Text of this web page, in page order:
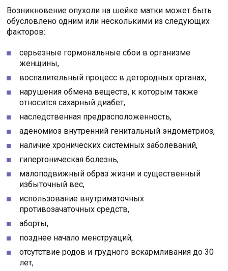
Возникновение опухоли на шейке матки может быть
обусловлено одним или несколькими из следующих
факторов:
серьезные гормональные сбои в организме
женщины,
воспалительный процесс в детородных органах,
нарушения обмена веществ, к которым также
относится сахарный диабет,
наследственная предрасположенность,
аденомиоз внутренний генитальный эндометриоз,
наличие хронических системных заболеваний,
гипертоническая болезнь,
малоподвижный образ жизни и существенный
избыточный вес,
использование внутриматочных
противозачаточных средств,
аборты,
позднее начало менструаций,
отсутствие родов и грудного вскармливания до 30
лет,